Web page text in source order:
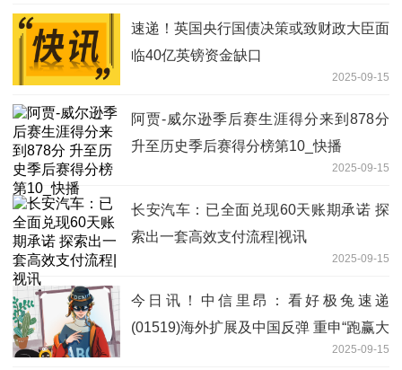
速递！英国央行国债决策或致财政大臣面
临40亿英镑资金缺口
2025-09-15
阿贾-威尔逊季后赛生涯得分来到878分
升至历史季后赛得分榜第10_快播
2025-09-15
长安汽车：已全面兑现60天账期承诺 探
索出一套高效支付流程|视讯
2025-09-15
今日讯！中信里昂：看好极兔速递
(01519)海外扩展及中国反弹 重申“跑赢大
2025-09-15